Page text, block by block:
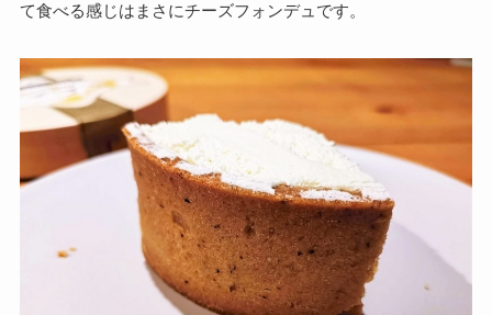
て食べる感じはまさにチーズフォンデュです。